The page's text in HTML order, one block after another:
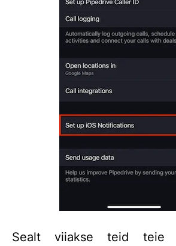
Sealt viiakse teid teie